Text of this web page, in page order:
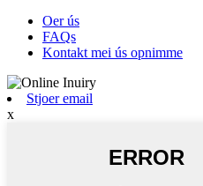
Oer ús
FAQs
Kontakt mei ús opnimme
Stjoer email
x